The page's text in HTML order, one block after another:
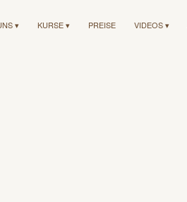
▾ KURSE ▾ PREISE VIDEOS ▾